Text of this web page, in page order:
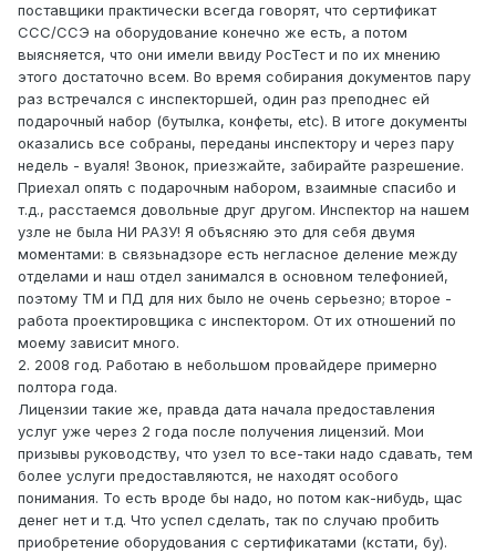
поставщики практически всегда говорят, что сертификат
ССС/ССЭ на оборудование конечно же есть, а потом
выясняется, что они имели ввиду РосТест и по их мнению
этого достаточно всем. Во время собирания документов пару
раз встречался с инспекторшей, один раз преподнес ей
подарочный набор (бутылка, конфеты, etc). В итоге документы
оказались все собраны, переданы инспектору и через пару
недель - вуаля! Звонок, приезжайте, забирайте разрешение.
Приехал опять с подарочным набором, взаимные спасибо и
т.д., расстаемся довольные друг другом. Инспектор на нашем
узле не была НИ РАЗУ! Я объясняю это для себя двумя
моментами: в связьнадзоре есть негласное деление между
отделами и наш отдел занимался в основном телефонией,
поэтому ТМ и ПД для них было не очень серьезно; второе -
работа проектировщика с инспектором. От их отношений по
моему зависит много.
2. 2008 год. Работаю в небольшом провайдере примерно
полтора года.
Лицензии такие же, правда дата начала предоставления
услуг уже через 2 года после получения лицензий. Мои
призывы руководству, что узел то все-таки надо сдавать, тем
более услуги предоставляются, не находят особого
понимания. То есть вроде бы надо, но потом как-нибудь, щас
денег нет и т.д. Что успел сделать, так по случаю пробить
приобретение оборудования с сертификатами (кстати, бу).